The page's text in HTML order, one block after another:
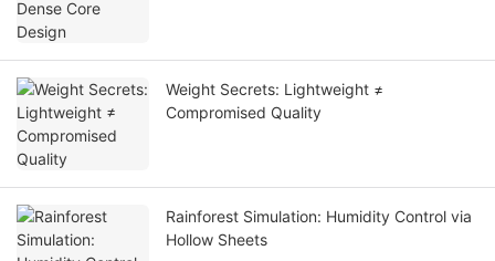
Weight Secrets: Lightweight ≠
Compromised Quality
Rainforest Simulation: Humidity Control via
Hollow Sheets